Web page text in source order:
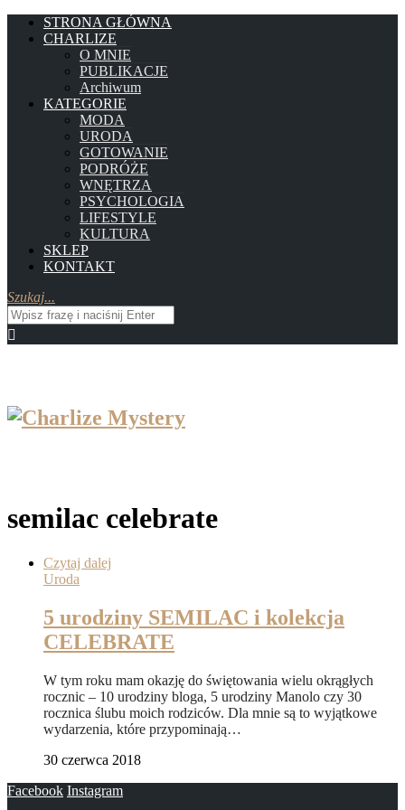
STRONA GŁÓWNA
CHARLIZE
O MNIE
PUBLIKACJE
Archiwum
KATEGORIE
MODA
URODA
GOTOWANIE
PODRÓŻE
WNĘTRZA
PSYCHOLOGIA
LIFESTYLE
KULTURA
SKLEP
KONTAKT
Szukaj...
semilac celebrate
Czytaj dalej
Uroda
5 urodziny SEMILAC i kolekcja
CELEBRATE
W tym roku mam okazję do świętowania wielu okrągłych
rocznic – 10 urodziny bloga, 5 urodziny Manolo czy 30
rocznica ślubu moich rodziców. Dla mnie są to wyjątkowe
wydarzenia, które przypominają…
30 czerwca 2018
Facebook Instagram